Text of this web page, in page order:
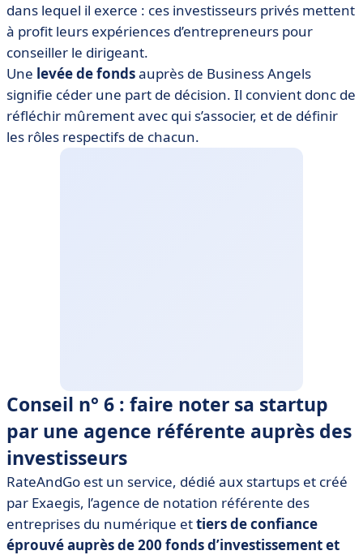
dans lequel il exerce : ces investisseurs privés mettent
à profit leurs expériences d’entrepreneurs pour
conseiller le dirigeant.
Une levée de fondsauprès de Business Angels
signifie céder une part de décision. Il convient donc de
réfléchir mûrement avec qui s’associer, et de définir
les rôles respectifs de chacun.
Conseil n° 6 : faire noter sa startup
par une agence référente auprès des
investisseurs
RateAndGo est un service, dédié aux startups et créé
par Exaegis, l’agence de notation référente des
entreprises du numérique ettiers de confiance
éprouvé auprès de 200 fonds d’investissement et